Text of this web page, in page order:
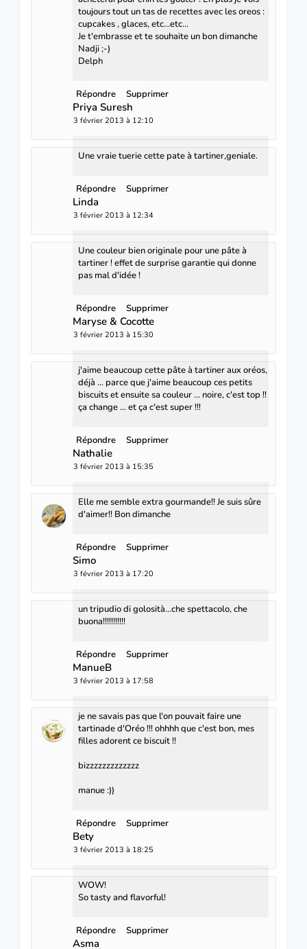
toujours tout un tas de recettes avec les oreos :
cupcakes , glaces, etc...etc...
Je t'embrasse et te souhaite un bon dimanche
Nadji ;-)
Delph
Répondre Supprimer
Priya Suresh
3 février 2013 à 12:10
Une vraie tuerie cette pate à tartiner,geniale.
Répondre Supprimer
Linda
3 février 2013 à 12:34
Une couleur bien originale pour une pâte à
tartiner ! effet de surprise garantie qui donne
pas mal d'idée !
Répondre Supprimer
Maryse & Cocotte
3 février 2013 à 15:30
j'aime beaucoup cette pâte à tartiner aux oréos,
déjà ... parce que j'aime beaucoup ces petits
biscuits et ensuite sa couleur ... noire, c'est top !!
ça change ... et ça c'est super !!!
Répondre Supprimer
Nathalie
3 février 2013 à 15:35
Elle me semble extra gourmande!! Je suis sûre
d'aimer!! Bon dimanche
Répondre Supprimer
Simo
3 février 2013 à 17:20
un tripudio di golosità...che spettacolo, che
buona!!!!!!!!!!!
Répondre Supprimer
ManueB
3 février 2013 à 17:58
je ne savais pas que l'on pouvait faire une
tartinade d'Oréo !!! ohhhh que c'est bon, mes
filles adorent ce biscuit !!
bizzzzzzzzzzzzz
manue :))
Répondre Supprimer
Bety
3 février 2013 à 18:25
WOW!
So tasty and flavorful!
Répondre Supprimer
Asma